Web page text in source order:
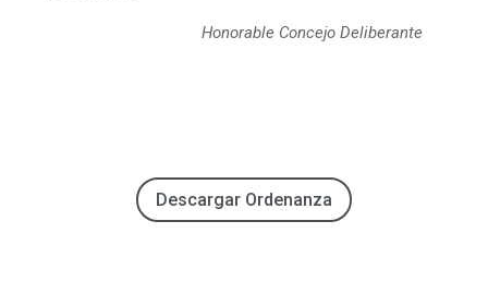
Honorable Concejo Deliberante
Descargar Ordenanza